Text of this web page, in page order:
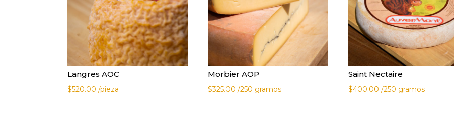
Langres AOC
$520.00 /pieza
Morbier AOP
$325.00 /250 gramos
Saint Nectaire
$400.00 /250 gramos